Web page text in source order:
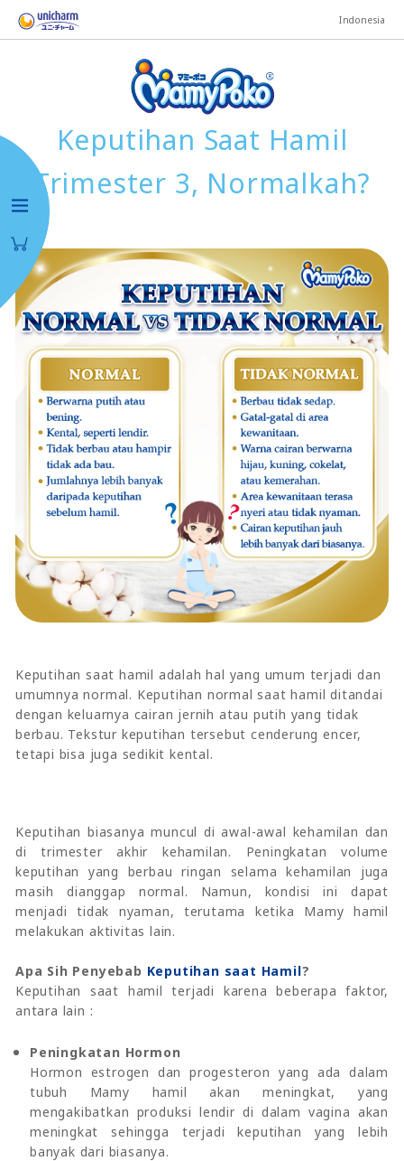
Indonesia
Keputihan Saat Hamil
Trimester 3, Normalkah?
Keputihan saat hamil adalah hal yang umum terjadi dan
umumnya normal. Keputihan normal saat hamil ditandai
dengan keluarnya cairan jernih atau putih yang tidak
berbau. Tekstur keputihan tersebut cenderung encer,
tetapi bisa juga sedikit kental.
Keputihan biasanya muncul di awal-awal kehamilan dan
di trimester akhir kehamilan. Peningkatan volume
keputihan yang berbau ringan selama kehamilan juga
masih dianggap normal. Namun, kondisi ini dapat
menjadi tidak nyaman, terutama ketika Mamy hamil
melakukan aktivitas lain.
Apa Sih Penyebab Keputihan saat Hamil?
Keputihan saat hamil terjadi karena beberapa faktor,
antara lain :
Peningkatan Hormon
Hormon estrogen dan progesteron yang ada dalam
tubuh Mamy hamil akan meningkat, yang
mengakibatkan produksi lendir di dalam vagina akan
meningkat sehingga terjadi keputihan yang lebih
banyak dari biasanya.